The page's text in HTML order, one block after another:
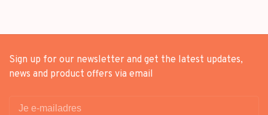
Sign up for our newsletter and get the latest updates,
news and product offers via email